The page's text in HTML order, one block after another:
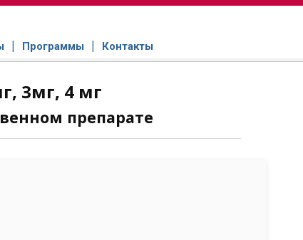
Программы Контакты
3мг, 4 мг
препарате